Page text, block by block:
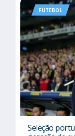
FUTEBOL
Seleção